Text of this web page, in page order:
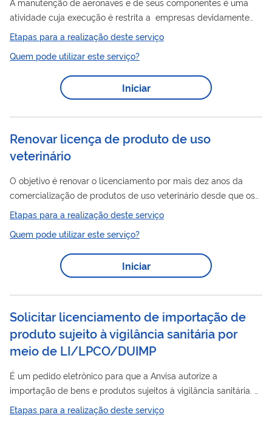
atividade cuja execução é restrita a empresas devidamente
certificadas pela ANAC para esta finalidade. O Certificado de
Organização de Manutenção e as respectivas Especificações
Operativas definem quais modelos de aeronave podem ser
atendidos e que tipos de serviço a Organização de
Manutenção certificada pode executar. O processo de
apresentar a documentação relacionada , bem...
Etapas para a realização deste serviço
Quem pode utilizar este serviço?
Iniciar
Renovar licença de produto de uso
veterinário
O objetivo é renovar o licenciamento por mais dez anos da
comercialização de produtos de uso veterinário desde que os
mesmos continuem atendendo os requisitos exigidos para o
de uso veterinário comercializado
Etapas para a realização deste serviço
Quem pode utilizar este serviço?
Iniciar
Solicitar licenciamento de importação de
produto sujeito à vigilância sanitária por
meio de LI/LPCO/DUIMP
É um pedido eletrônico para que a Anvisa autorize a
importação de bens e produtos sujeitos à vigilância sanitária. A
solicitação é feita pelo sistema Siscomex e pelo sistema
Solicita da Anvisa. Saiba mais sobre a importação de produtos
Etapas para a realização deste serviço